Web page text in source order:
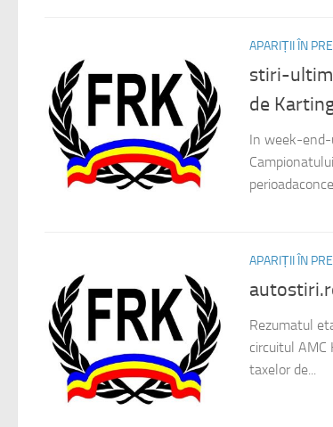
APARIȚII ÎN
stiri-
de
In week-end-
APARIȚII ÎN
Rezumatul
circuitul AMC
taxelor de...